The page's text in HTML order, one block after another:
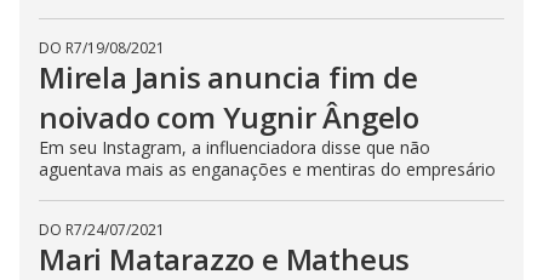
DO R7/19/08/2021
Mirela Janis anuncia fim de
noivado com Yugnir Ângelo
Em seu Instagram, a influenciadora disse que não
aguentava mais as enganações e mentiras do empresário
DO R7/24/07/2021
Mari Matarazzo e Matheus